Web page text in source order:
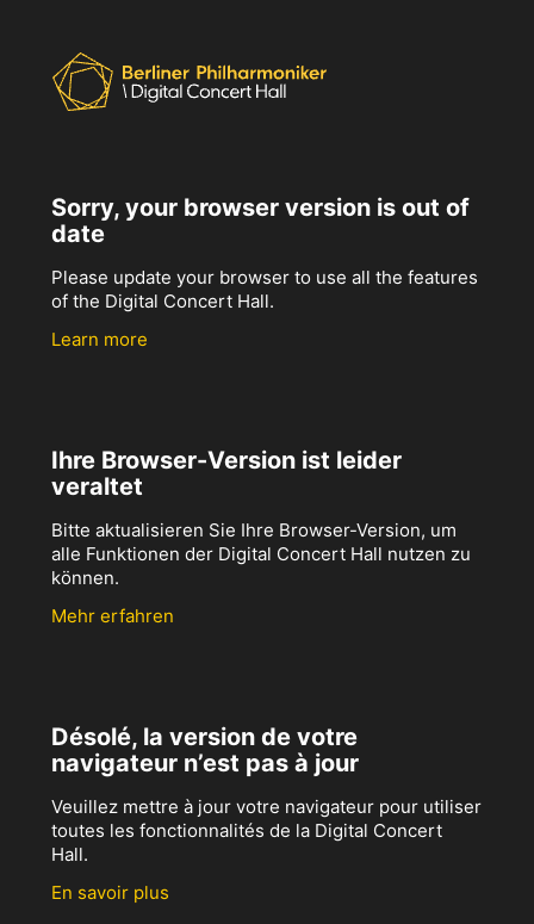
Sorry, your browser version is out of
date
Please update your browser to use all the features
of the Digital Concert Hall.
Learn more
Ihre Browser-Version ist leider
veraltet
Bitte aktualisieren Sie Ihre Browser-Version, um
alle Funktionen der Digital Concert Hall nutzen zu
können.
Mehr erfahren
Désolé, la version de votre
navigateur n’est pas à jour
Veuillez mettre à jour votre navigateur pour utiliser
toutes les fonctionnalités de la Digital Concert
Hall.
En savoir plus